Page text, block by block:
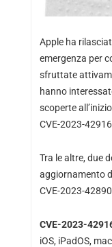
Apple ha
emergenza per
sfruttate
hanno
scoperte
CVE-2023-
Tra le altre, due
aggiornamento
CVE-2023-
CVE-2023-
iOS, iPadOS,